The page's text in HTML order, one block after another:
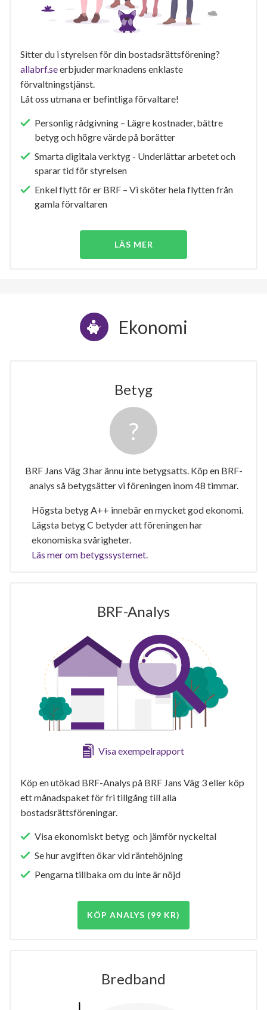
Sitter du i styrelsen för din bostadsrättsförening?
allabrf.seerbjuder marknadens enklaste
förvaltningstjänst.
Låt oss utmana er befintliga förvaltare!
Personlig rådgivning – Lägre kostnader, bättre
betyg och högre värde på borätter
Smarta digitala verktyg - Underlättar arbetet och
sparar tid för styrelsen
Enkel flytt för er BRF – Vi sköter hela flytten från
gamla förvaltaren
LÄS MER
Ekonomi
Betyg
BRF Jans Väg 3 har ännu inte betygsatts. Köp en BRF-
analys så betygsätter vi föreningen inom 48 timmar.
Högsta betyg A++ innebär en mycket god ekonomi.
Lägsta betyg C betyder att föreningen har
ekonomiska svårigheter.
Läs mer om betygssystemet.
BRF-Analys
Visa exempelrapport
Köp en utökad BRF-Analys på BRF Jans Väg 3 eller köp
ett månadspaket för fri tillgång till alla
bostadsrättsföreningar.
Visa ekonomiskt betyg och jämför nyckeltal
Se hur avgiften ökar vid räntehöjning
Pengarna tillbaka om du inte är nöjd
KÖP ANALYS (99 KR)
Bredband